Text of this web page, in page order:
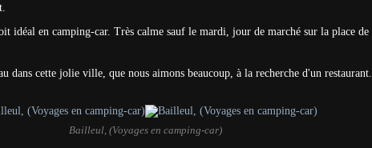
idéal en camping-car. Très calme sauf le mardi, jour de marché sur la place de
dans cette jolie ville, que nous aimons beaucoup, à la recherche d'un restaurant.
Bailleul, (Voyages en camping-car)